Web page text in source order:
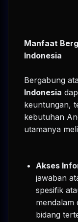
Manfaat
Indonesia
Bergabung
Indonesia
keuntungan,
kebutuhan
utamanya
Akses
jawaban
spesifik
mendalam
bidang